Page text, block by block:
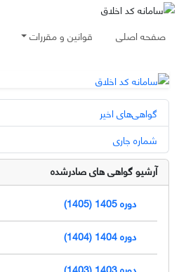
صفحه اصلی قوانین و مقررات
گواهی‌های اخیر
شماره جاری
آرشیو گواهی های صادرشده
دوره 1405 (1405)
دوره 1404 (1404)
دوره 1403 (1403)